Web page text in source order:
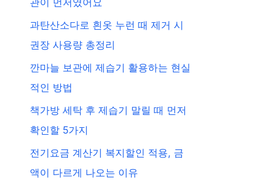
관이 먼저였어요
과탄산소다로 흰옷 누런 때 제거 시
권장 사용량 총정리
깐마늘 보관에 제습기 활용하는 현실
적인 방법
책가방 세탁 후 제습기 말릴 때 먼저
확인할 5가지
전기요금 계산기 복지할인 적용, 금
액이 다르게 나오는 이유